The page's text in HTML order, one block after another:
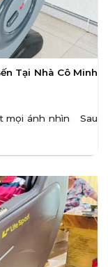
Tại Nhà Cô Minh
mọi ánh nhìn Sau